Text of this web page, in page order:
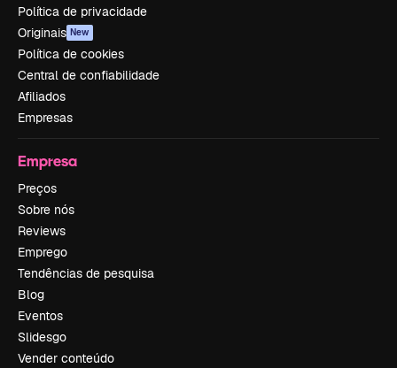
Política de privacidade
Originais New
Política de cookies
Central de confiabilidade
Afiliados
Empresas
Empresa
Preços
Sobre nós
Reviews
Emprego
Tendências de pesquisa
Blog
Eventos
Slidesgo
Vender conteúdo